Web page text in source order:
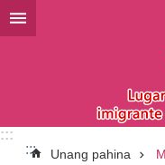
Lumaktaw sa
:::
:::
Unang pahina